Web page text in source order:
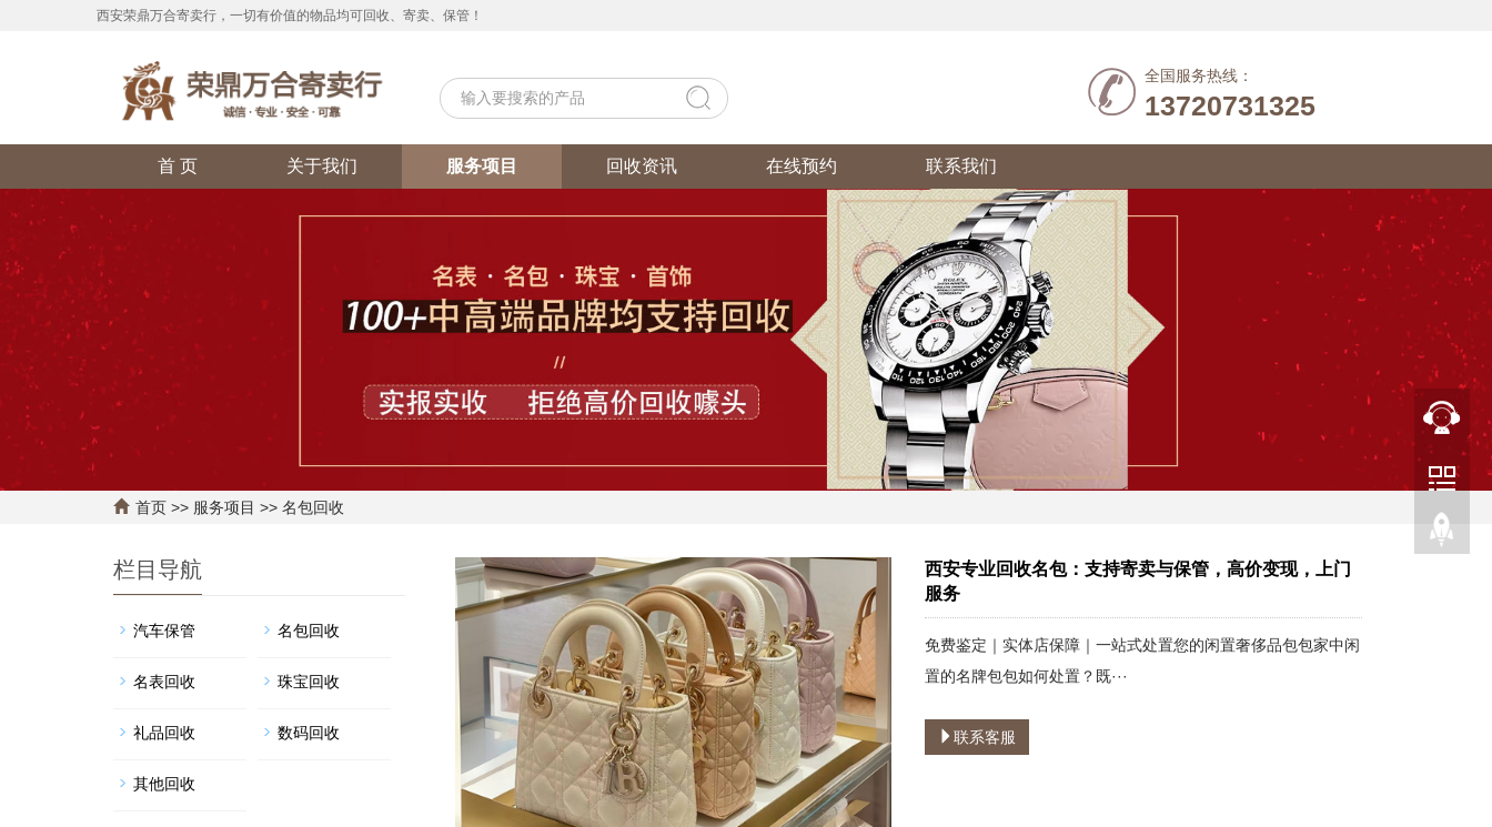
西安荣鼎万合寄卖行，一切有价值的物品均可回收、寄卖、保管！
全国服务热线：
13720731325
首 页 关于我们 服务项目 回收资讯 在线预约 联系我们
首页 >> 服务项目 >> 名包回收
西安专业回收名包：支持寄卖与保管，高价变现，上门
服务
免费鉴定｜实体店保障｜一站式处置您的闲置奢侈品包包家中闲
置的名牌包包如何处置？既···
联系客服
栏目导航
汽车保管 名包回收
名表回收 珠宝回收
礼品回收 数码回收
其他回收